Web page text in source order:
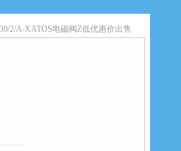
2/A-XATOS电磁阀Z低优惠价出售